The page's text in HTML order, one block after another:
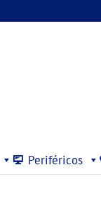
Periféricos